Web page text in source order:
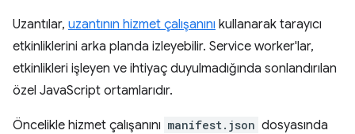
Uzantılar, uzantının hizmet çalışanını kullanarak tarayıcı
etkinliklerini arka planda izleyebilir. Service worker'lar,
etkinlikleri işleyen ve ihtiyaç duyulmadığında sonlandırılan
özel JavaScript ortamlarıdır.
Öncelikle hizmet çalışanını manifest.json dosyasında